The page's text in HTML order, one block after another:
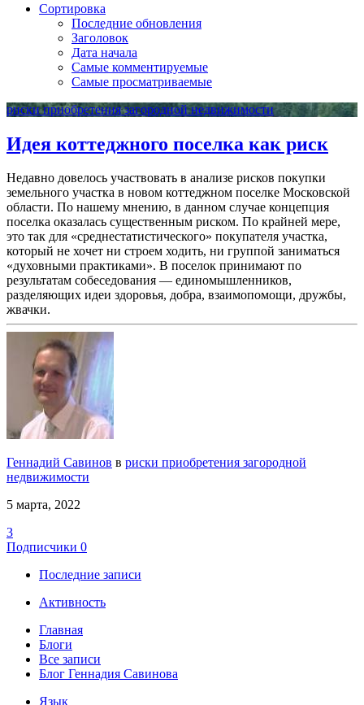
Сортировка
Последние обновления
Заголовок
Дата начала
Самые комментируемые
Самые просматриваемые
риски приобретения загородной недвижимости
Идея коттеджного поселка как риск
Недавно довелось участвовать в анализе рисков покупки
земельного участка в новом коттеджном поселке Московской
области. По нашему мнению, в данном случае концепция
поселка оказалась существенным риском. По крайней мере,
это так для «среднестатистического» покупателя участка,
который не хочет ни строем ходить, ни группой заниматься
«духовными практиками». В поселок принимают по
результатам собеседования — единомышленников,
разделяющих идеи здоровья, добра, взаимопомощи, дружбы,
жвачки.
Геннадий Савинов в риски приобретения загородной
недвижимости
5 марта, 2022
3
Подписчики 0
Последние записи
Активность
Главная
Блоги
Все записи
Блог Геннадия Савинова
Язык